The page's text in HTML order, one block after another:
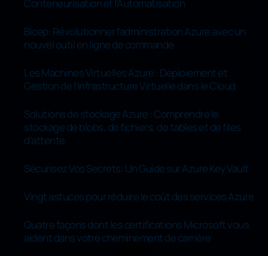
Conteneurisation et l’Automatisation
Bicep: Révolutionner l’administration Azure avec un
nouvel outil en ligne de commande
Les Machines Virtuelles Azure : Déploiement et
Gestion de l’Infrastructure Virtuelle dans le Cloud
Solutions de stockage Azure : Comprendre le
stockage de blobs, de fichiers, de tables et de files
d’attente
Sécurisez Vos Secrets: Un Guide sur Azure Key Vault
Vingt astuces pour réduire le coût des services Azure
Quatre façons dont les certifications Microsoft vous
aident dans votre cheminement de carrière